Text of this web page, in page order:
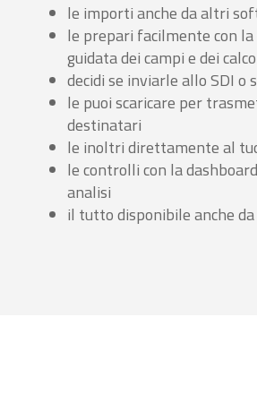
le importi anche da altri
le prepari facilmente con
guidata dei campi e dei
decidi se inviarle allo SDI o
le puoi scaricare per
destinatari
le inoltri direttamente al
le controlli con la
analisi
il tutto disponibile anche